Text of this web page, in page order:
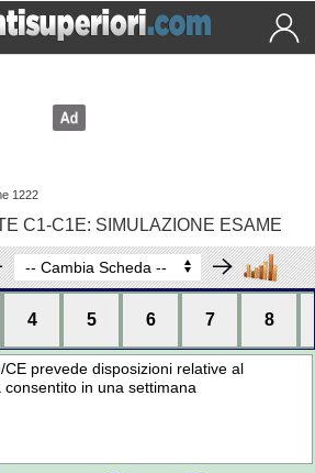
1222
C1-C1E: SIMULAZIONE ESAME
4 5 6 7 8
prevede disposizioni relative al
in una settimana